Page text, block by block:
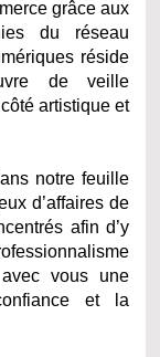
grâce aux
du réseau
réside
de veille
artistique et
notre feuille
d’affaires de
afin d’y
vous une
et la